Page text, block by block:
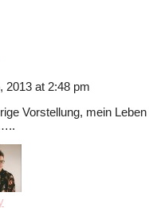
2013 at 2:48 pm
Vorstellung, mein